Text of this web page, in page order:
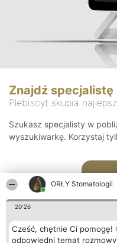
ORŁY Stomatologii
20:26
Cześć, chętnie Ci pomogę!
odpowiedni temat
Znajdź specjalistę
Plebiscyt skupia
Szukasz specjalisty w
wyszukiwarkę. Korzystaj